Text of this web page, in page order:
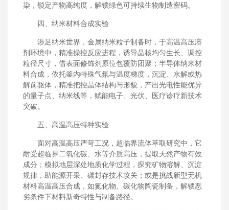
染，锁定产物高纯度，解锁绿色可持续生物制造密码。
四、纳米材料合成实验
涉足纳米世界，金属纳米粒子制备时，于高温高压溶
剂环境中，精准操控反应进程，诱导晶核均匀生长、调控
粒径尺寸，借表面修饰剂原位包覆防团聚；半导体纳米材
料合成，依托釜内特殊气氛与温度梯度，沉淀、水解或热
解前驱体，精准把控晶体结构与形貌，产出光电性能优异
的量子点、纳米线等，赋能电子、光伏、医疗诊疗新技术
突破。
五、高温高压特种实验
面对高温高压严苛工况，超临界流体萃取研究中，它
耐受超临界二氧化碳、水等介质高压，提取天然产物有效
成分；模拟地层深处地质化学过程，探究矿物溶解、沉淀
规律，助能源开采、碳封存技术攻关；或是挑战新型无机
材料高温高压合成，如氮化物、碳化物陶瓷制备，解锁恶
劣条件下材料新奇特性与制备路径。